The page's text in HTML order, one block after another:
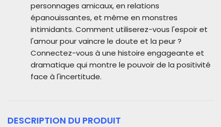
personnages amicaux, en relations
épanouissantes, et même en monstres
intimidants. Comment utiliserez-vous l'espoir et
l'amour pour vaincre le doute et la peur ?
Connectez-vous à une histoire engageante et
dramatique qui montre le pouvoir de la positivité
face à l'incertitude.
DESCRIPTION DU PRODUIT